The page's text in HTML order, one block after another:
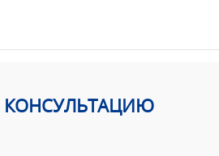
КОНСУЛЬТАЦИЮ